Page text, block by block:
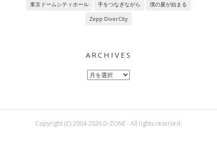
東京ドームシティホール
手をつなぎながら
僕の夏が始まる
Zepp DiverCity
ARCHIVES
Archives
Copyright (C) 2004-2026 D-ZONE - All rights reserved.